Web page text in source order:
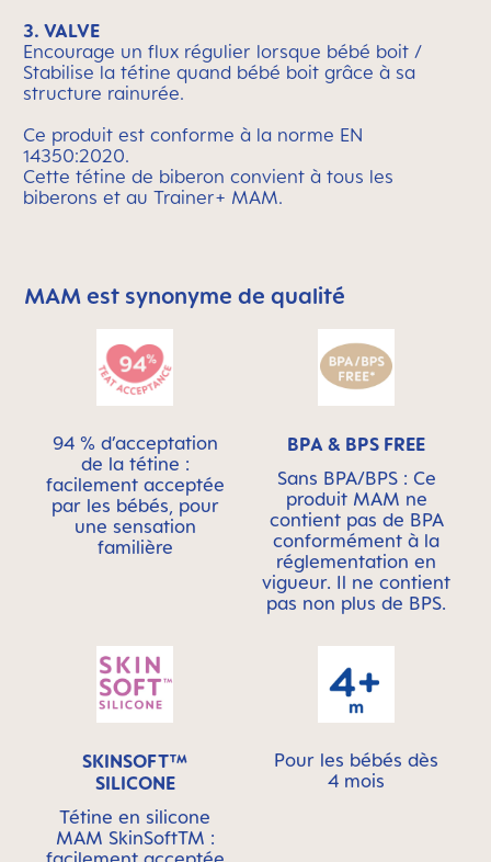
3. VALVE
Encourage un flux régulier lorsque bébé boit /
Stabilise la tétine quand bébé boit grâce à sa
structure rainurée.
Ce produit est conforme à la norme EN
14350:2020.
Cette tétine de biberon convient à tous les
biberons et au Trainer+ MAM.
Skip MAM Means Quality Icon Bar
MAM est synonyme de qualité
94 % d’acceptation
de la tétine :
facilement acceptée
par les bébés, pour
une sensation
familière
BPA & BPS FREE
Sans BPA/BPS : Ce
produit MAM ne
contient pas de BPA
conformément à la
réglementation en
vigueur. Il ne contient
pas non plus de BPS.
SKINSOFT™
SILICONE
Tétine en silicone
MAM SkinSoftTM :
Pour les bébés dès
4 mois